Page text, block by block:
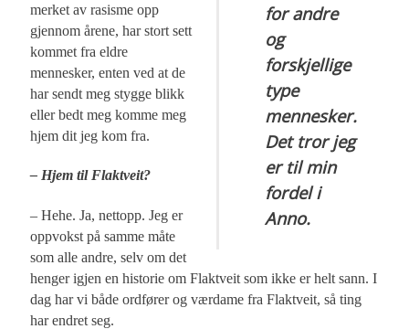
for andre
og
forskjellige
type
mennesker.
Det tror jeg
er til min
fordel i
Anno.
merket av rasisme opp
gjennom årene, har stort sett
kommet fra eldre
mennesker, enten ved at de
har sendt meg stygge blikk
eller bedt meg komme meg
hjem dit jeg kom fra.
– Hjem til Flaktveit?
– Hehe. Ja, nettopp. Jeg er
oppvokst på samme måte
som alle andre, selv om det
henger igjen en historie om Flaktveit som ikke er helt sann. I
dag har vi både ordfører og værdame fra Flaktveit, så ting
har endret seg.